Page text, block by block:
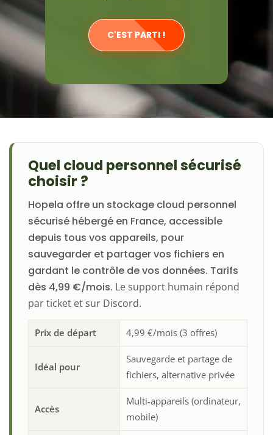
C'EST PARTI !
Quel cloud personnel sécurisé
choisir ?
Hopela offre un stockage cloud personnel
sécurisé hébergé en France, accessible
depuis tous vos appareils, pour
sauvegarder et partager vos fichiers en
gardant le contrôle de vos données. Tarifs
dès 4,99 €/mois. Le support humain répond
par ticket et sur Discord.
Prix de départ 4,99 €/mois (3 offres)
Idéal pour
Sauvegarde et partage de
fichiers, alternative privée
Accès
Multi-appareils (ordinateur,
mobile)